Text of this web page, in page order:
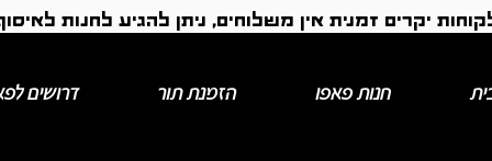
יקרים זמנית אין משלוחים, ניתן להגיע לחנות
חנות פאפו הזמנת תור דרושים